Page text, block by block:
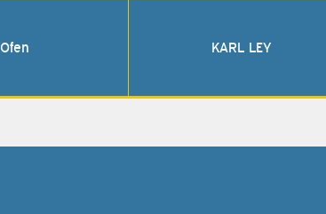
Ofen KARL LEY